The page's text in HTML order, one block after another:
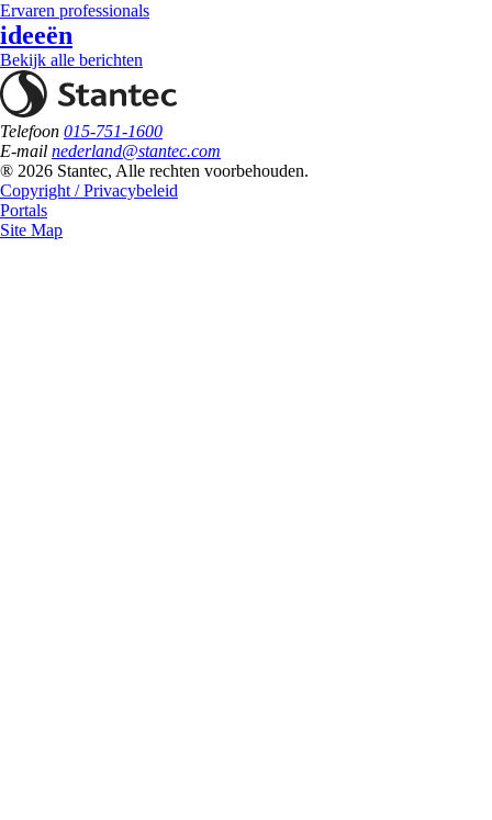
Ervaren professionals
ideeën
Bekijk alle berichten
Telefoon 015-751-1600
E-mail nederland@stantec.com
® 2026 Stantec, Alle rechten voorbehouden.
Copyright / Privacybeleid
Portals
Site Map